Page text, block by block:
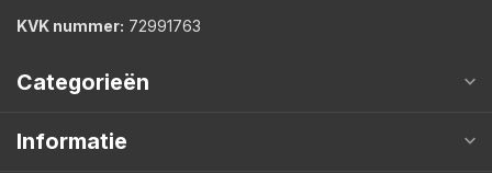
KVK nummer: 72991763
Categorieën
Informatie